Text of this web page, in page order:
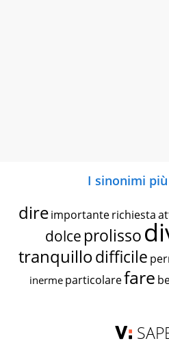
I sinonimi
dire importante richiesta
dolce prolisso
tranquillodifficile
inerme particolarefare